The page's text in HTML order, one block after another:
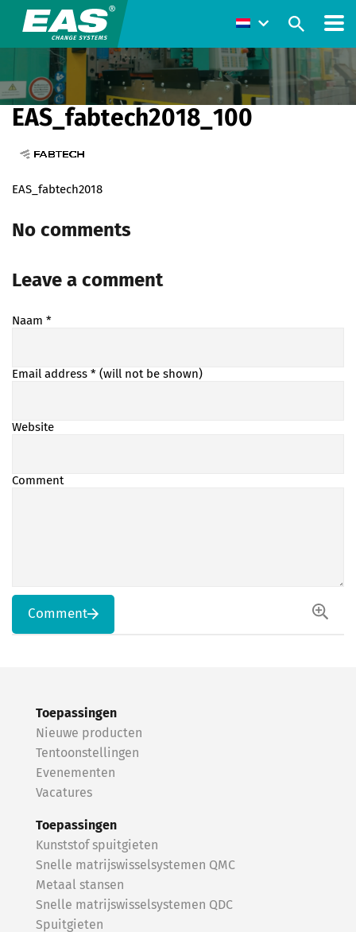
EAS_fabtech2018_100
EAS_fabtech2018
No comments
Leave a comment
Naam *
Email address * (will not be shown)
Website
Comment
Comment
Toepassingen
Nieuwe producten
Tentoonstellingen
Evenementen
Vacatures
Toepassingen
Kunststof spuitgieten
Snelle matrijswisselsystemen QMC
Metaal stansen
Snelle matrijswisselsystemen QDC
Spuitgieten